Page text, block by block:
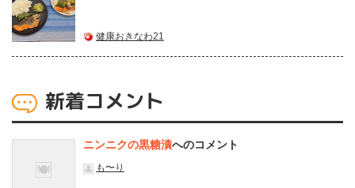
健康おきなわ21
新着コメント
ニンニクの黒糖漬へのコメント
も〜り